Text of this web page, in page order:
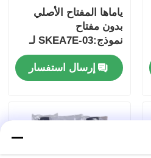
ياماها المفتاح الأصلي
بدون مفتاح
نموذج:SKEA7E-03 لـ
Yamaha Smart
Remote Key B74-
H6261-02/662F-
إرسال استفسار